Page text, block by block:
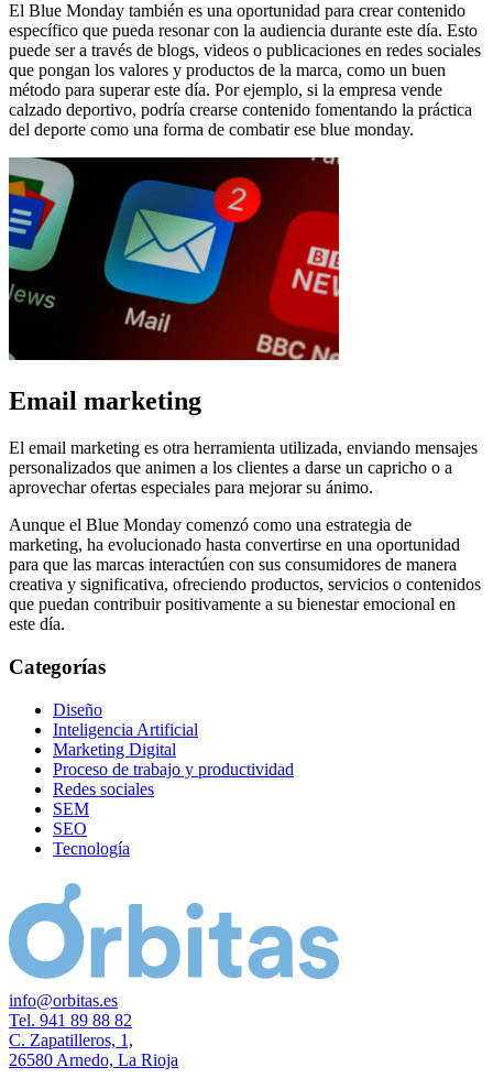
El Blue Monday también es una oportunidad para crear contenido
específico que pueda resonar con la audiencia durante este día. Esto
puede ser a través de blogs, videos o publicaciones en redes sociales
que pongan los valores y productos de la marca, como un buen
método para superar este día. Por ejemplo, si la empresa vende
calzado deportivo, podría crearse contenido fomentando la práctica
del deporte como una forma de combatir ese blue monday.
Email marketing
El email marketing es otra herramienta utilizada, enviando mensajes
personalizados que animen a los clientes a darse un capricho o a
aprovechar ofertas especiales para mejorar su ánimo.
Aunque el Blue Monday comenzó como una estrategia de
marketing, ha evolucionado hasta convertirse en una oportunidad
para que las marcas interactúen con sus consumidores de manera
creativa y significativa, ofreciendo productos, servicios o contenidos
que puedan contribuir positivamente a su bienestar emocional en
este día.
Categorías
Diseño
Inteligencia Artificial
Marketing Digital
Proceso de trabajo y productividad
Redes sociales
SEM
SEO
Tecnología
info@orbitas.es
Tel. 941 89 88 82
C. Zapatilleros, 1,
26580 Arnedo, La Rioja